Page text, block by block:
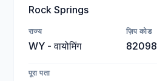
Rock Springs
राज्य
WY - वायोमिंग
ज़िप कोड
82098
पूरा पता